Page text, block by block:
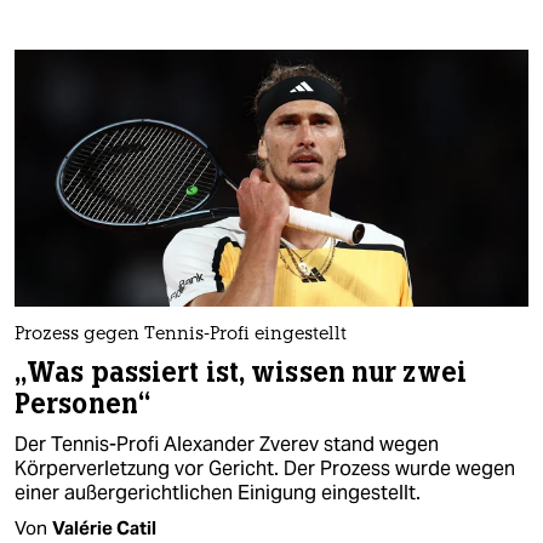
Prozess gegen Tennis-Profi eingestellt
„Was passiert ist, wissen nur zwei
Personen“
Der Tennis-Profi Alexander Zverev stand wegen
Körperverletzung vor Gericht. Der Prozess wurde wegen
einer außergerichtlichen Einigung eingestellt.
Von Valérie Catil